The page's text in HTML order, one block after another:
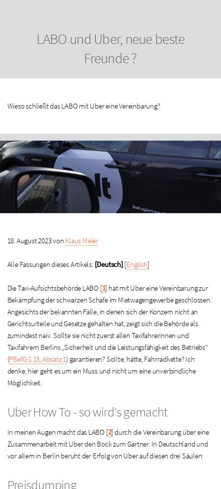
LABO und Uber, neue beste
Freunde ?
Wieso schließt das LABO mit Uber eine Vereinbarung?
18. August 2023 von Klaus Meier
Alle Fassungen dieses Artikels: [Deutsch] [English]
Die Taxi-Aufsichtsbehörde LABO [1] hat mit Uber eine Vereinbarung zur
Bekämpfung der schwarzen Schafe im Mietwagengewerbe geschlossen.
Angesichts der bekannten Fälle, in denen sich der Konzern nicht an
Gerichtsurteile und Gesetze gehalten hat, zeigt sich die Behörde als
zumindest naiv. Sollte sie nicht zuerst allen Taxifahrerinnen und
Taxifahrern Berlins „Sicherheit und die Leistungsfähigkeit des Betriebs“
(PBefG § 13, Absatz 1) garantieren? Sollte, hätte, Fahrradkette? Ich
denke, hier geht es um ein Muss und nicht um eine unverbindliche
Möglichkeit.
Uber How To - so wird’s gemacht
In meinen Augen macht das LABO [2] durch die Vereinbarung über eine
Zusammenarbeit mit Uber den Bock zum Gärtner. In Deutschland und
vor allem in Berlin beruht der Erfolg von Uber auf diesen drei Säulen:
Preisdumping